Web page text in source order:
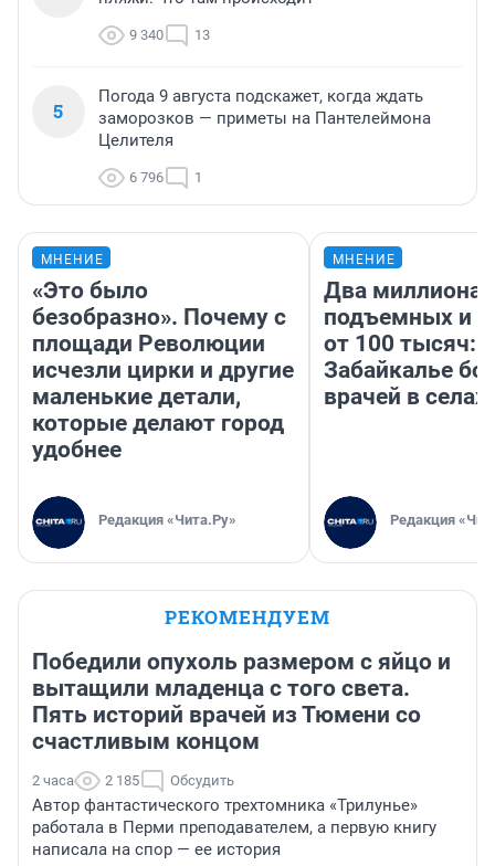
9 340 13
5
Погода 9 августа подскажет, когда ждать
заморозков — приметы на Пантелеймона
Целителя
6 796 1
МНЕНИЕ
«Это было
безобразно». Почему с
площади Революции
исчезли цирки и другие
маленькие детали,
которые делают город
удобнее
Редакция «Чита.Ру»
МНЕНИЕ
Два миллиона
подъемных и
от 100 тысяч:
Забайкалье
врачей в селах
Редакция
РЕКОМЕНДУЕМ
Победили опухоль размером с яйцо и
вытащили младенца с того света.
Пять историй врачей из Тюмени со
счастливым концом
2 часа 2 185 Обсудить
Автор фантастического трехтомника «Трилунье»
работала в Перми преподавателем, а первую книгу
написала на спор — ее история